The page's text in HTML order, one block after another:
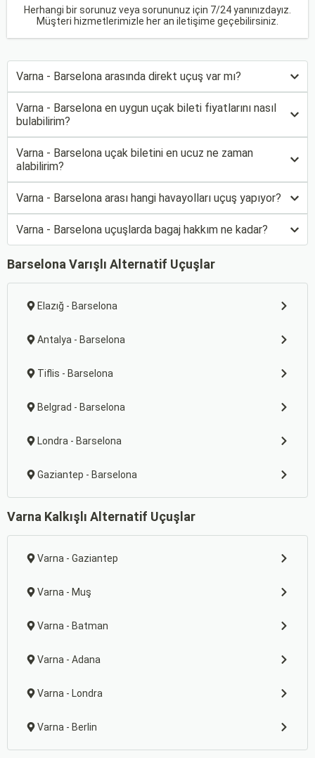
Herhangi bir sorunuz veya sorununuz için 7/24 yanınızdayız.
Müşteri hizmetlerimizle her an iletişime geçebilirsiniz.
Varna - Barselona arasında direkt uçuş var mı?
Varna - Barselona en uygun uçak bileti fiyatlarını nasıl
bulabilirim?
Varna - Barselona uçak biletini en ucuz ne zaman
alabilirim?
Varna - Barselona arası hangi havayolları uçuş yapıyor?
Varna - Barselona uçuşlarda bagaj hakkım ne kadar?
Barselona Varışlı Alternatif Uçuşlar
Elazığ - Barselona
Antalya - Barselona
Tiflis - Barselona
Belgrad - Barselona
Londra - Barselona
Gaziantep - Barselona
Varna Kalkışlı Alternatif Uçuşlar
Varna - Gaziantep
Varna - Muş
Varna - Batman
Varna - Adana
Varna - Londra
Varna - Berlin